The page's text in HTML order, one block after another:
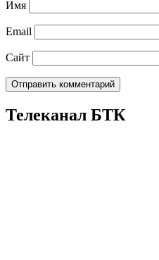
Имя
Email
Сайт
Телеканал БТК